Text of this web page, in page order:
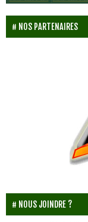
NOS PARTENAIRES
NOUS JOINDRE ?